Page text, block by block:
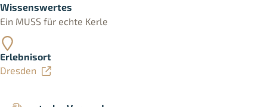
Wissenswertes
Ein MUSS für echte Kerle
Erlebnisort
Dresden